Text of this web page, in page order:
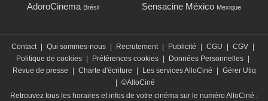
AdoroCinema Brésil Sensacine México Mexique
Contact | Qui sommes-nous | Recrutement | Publicité | CGU | CGV |
Politique de cookies | Préférences cookies | Données Personnelles |
Revue de presse
| Charte d'écriture | Les services AlloCiné | Gérer Utiq
| ©AlloCiné
Retrouvez tous les horaires et infos de votre cinéma sur le numéro AlloCiné :